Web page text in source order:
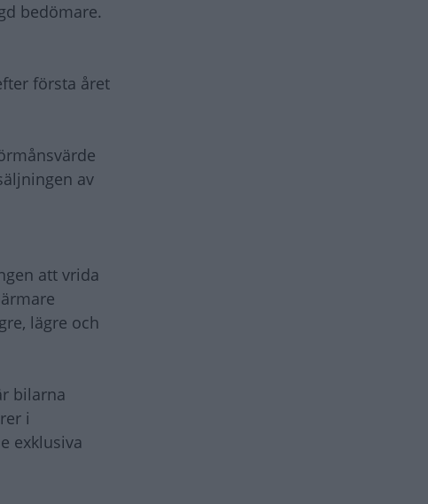
bedömare.
första året
av
att vrida
lägre och
bilarna
i
exklusiva